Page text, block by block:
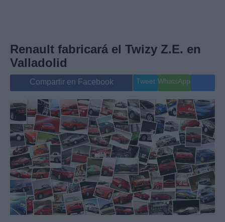
Internacional
Viajes
Salud y Bienestar
Gente
Musica
Renault fabricará el Twizy Z.E. en
Valladolid
Compartir en Facebook Tweet WhatsApp